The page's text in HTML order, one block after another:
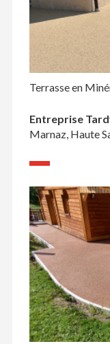
Terrasse en
Entreprise
Marnaz, Haute